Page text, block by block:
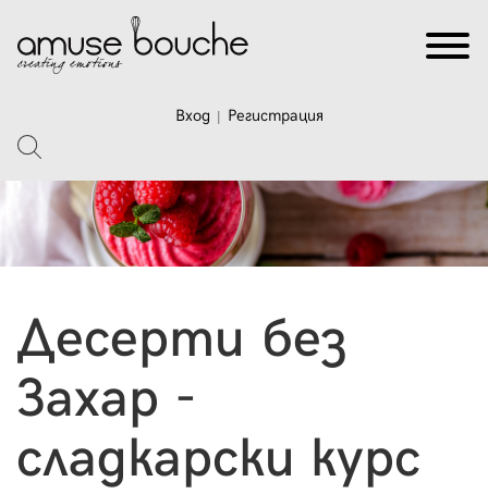
Вход Регистрация
Десерти без
Захар -
сладкарски курс